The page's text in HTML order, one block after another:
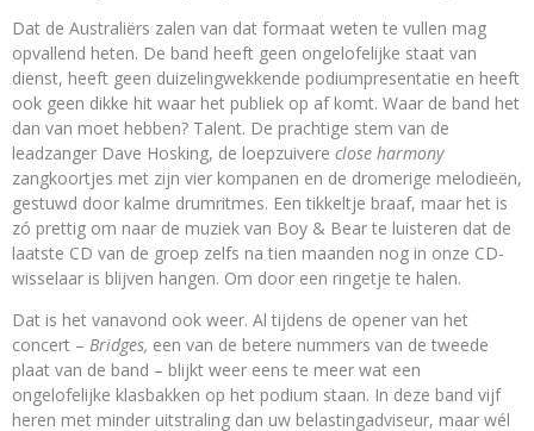
Dat de Australiërs zalen van dat formaat weten te vullen mag
opvallend heten. De band heeft geen ongelofelijke staat van
dienst, heeft geen duizelingwekkende podiumpresentatie en heeft
ook geen dikke hit waar het publiek op af komt. Waar de band het
dan van moet hebben? Talent. De prachtige stem van de
leadzanger Dave Hosking, de loepzuivere close harmony
zangkoortjes met zijn vier kompanen en de dromerige melodieën,
gestuwd door kalme drumritmes. Een tikkeltje braaf, maar het is
zó prettig om naar de muziek van Boy & Bear te luisteren dat de
laatste CD van de groep zelfs na tien maanden nog in onze CD-
wisselaar is blijven hangen. Om door een ringetje te halen.
Dat is het vanavond ook weer. Al tijdens de opener van het
concert – Bridges, een van de betere nummers van de tweede
plaat van de band – blijkt weer eens te meer wat een
ongelofelijke klasbakken op het podium staan. In deze band vijf
heren met minder uitstraling dan uw belastingadviseur, maar wél